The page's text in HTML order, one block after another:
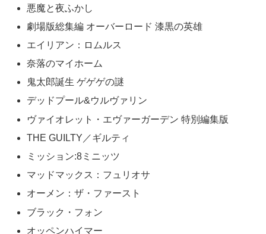
悪魔と夜ふかし
劇場版総集編 オーバーロード 漆黒の英雄
エイリアン：ロムルス
奈落のマイホーム
鬼太郎誕生 ゲゲゲの謎
デッドプール&ウルヴァリン
ヴァイオレット・エヴァーガーデン 特別編集版
THE GUILTY／ギルティ
ミッション:8ミニッツ
マッドマックス：フュリオサ
オーメン：ザ・ファースト
ブラック・フォン
オッペンハイマー